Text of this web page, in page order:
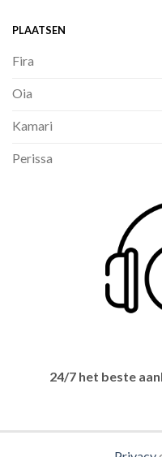
PLAATSEN
Fira
Oia
Kamari
Perissa
24/7 het beste